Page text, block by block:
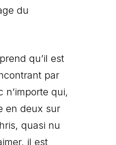
du
qu’il est
par
n’importe qui,
en deux sur
quasi nu
il est